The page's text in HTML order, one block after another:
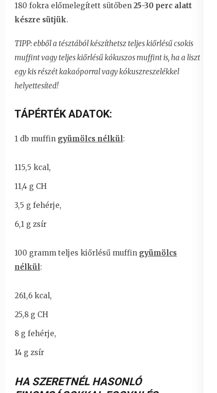
180 fokra előmelegített sütőben 25-30 perc alatt
készre sütjük.
TIPP: ebből a tésztából készíthetsz teljes kiőrlésű csokis
muffint vagy teljes kiőrlésű kókuszos muffint is, ha a liszt
egy kis részét kakaóporral vagy kókuszreszelékkel
helyettesíted!
TÁPÉRTÉK ADATOK:
1 db muffin gyümölcs nélkül :
115,5 kcal,
11,4 g CH
3,5 g fehérje,
6,1 g zsír
100 gramm teljes kiőrlésű muffin gyümölcs
nélkül :
261,6 kcal,
25,8 g CH
8 g fehérje,
14 g zsír
HA SZERETNÉL HASONLÓ